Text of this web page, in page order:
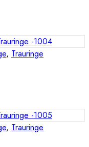
, Trauringe
, Trauringe